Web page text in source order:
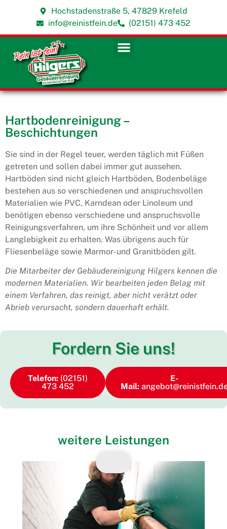
Hochstadenstraße 5, 47829 Krefeld
info@reinistfein.de
(02151) 473 452
Hartbodenreinigung –
Beschichtungen
Sie sind in der Regel teuer, werden täglich mit Füßen
getreten und sollen dabei immer gut aussehen.
Hartböden sind nicht gleich Hartböden, Bodenbeläge
bestehen aus so verschiedenen und anspruchsvollen
Materialien wie PVC, Karndean oder Linoleum und
benötigen ebenso verschiedene und anspruchsvolle
Reinigungsverfahren, um ihre Schönheit und vor allem
Langlebigkeit zu erhalten. Was übrigens auch für
Fliesenbeläge sowie Marmor- und Granitböden gilt.
Die Mitarbeiter der Gebäudereinigung Hilgers kennen die
modernen Materialien. Wir bearbeiten jeden Belag mit
einem Verfahren, das reinigt, aber nicht verätzt oder
Abrieb verursacht, sondern dauerhaft erhält.
Fordern Sie uns!
Telefon:(02151)
473 452
E-
Mail:
weitere Leistungen